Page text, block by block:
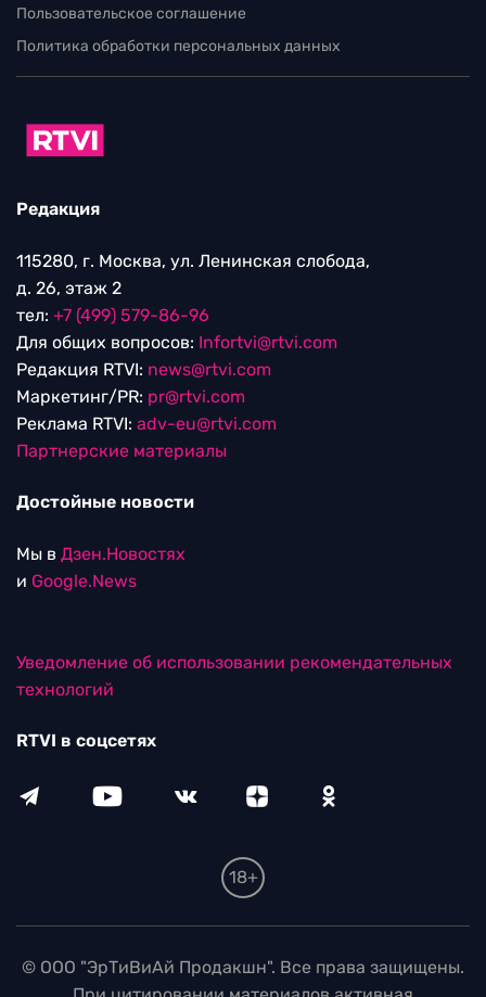
Пользовательское соглашение
Политика обработки персональных данных
Редакция
115280, г. Москва, ул. Ленинская слобода,
д. 26, этаж 2
тел: +7 (499) 579-86-96
Для общих вопросов: Infortvi@rtvi.com
Редакция RTVI: news@rtvi.com
Маркетинг/PR: pr@rtvi.com
Реклама RTVI: adv-eu@rtvi.com
Партнерские материалы
Достойные новости
Мы в Дзен.Новостях
и Google.News
Уведомление об использовании рекомендательных
технологий
RTVI в соцсетях
18+
© ООО "ЭрТиВиАй Продакшн". Все права защищены.